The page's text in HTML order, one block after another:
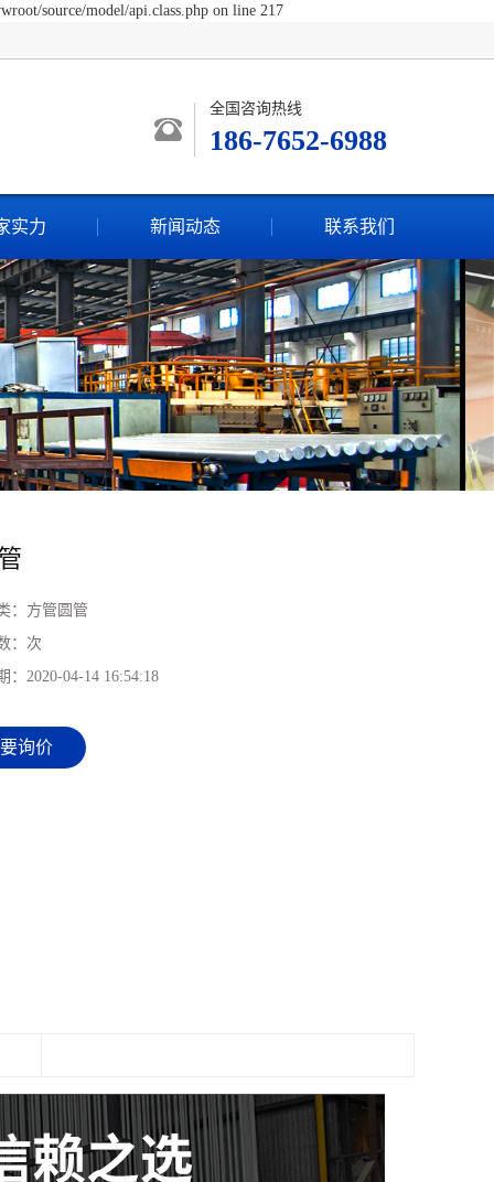
source/model/api.class.php on line 217
全国咨询热线
186-7652-6988
实力 新闻动态 联系我们
： 方管圆管
： 次
： 2020-04-14 16:54:18
询价